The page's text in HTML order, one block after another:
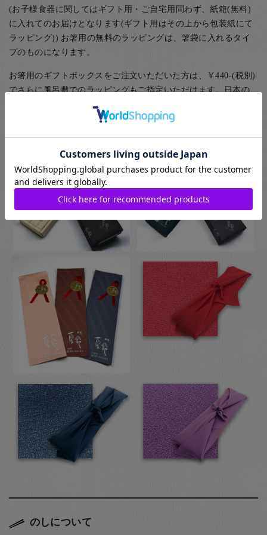
(お子様食器に関してはギフト用・ご自宅用問わず、紙箱(無料)
に入れてのお届けとなります(ギフト用はその上から包装紙にて
ラッピング)) お箸用の無料のラッピングは、箸袋に入れるタイ
プのものになります。
お箸用のギフトボックスをご注文いただいた方は、￥440-(税別)
でさらに風呂敷でのラッピングもご指定いただけます。日本の
のしについて